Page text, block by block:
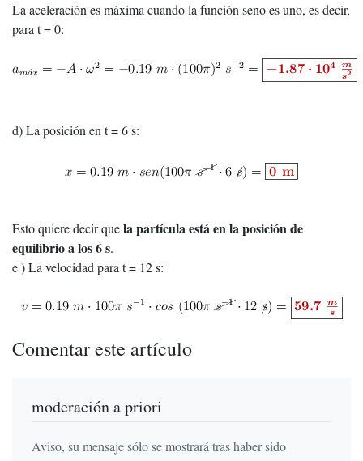
La aceleración es máxima cuando la función seno es uno, es decir,
para t = 0:
d) La posición en t = 6 s:
Esto quiere decir quela partícula está en la posición de
equilibrio a los 6 s.
e ) La velocidad para t = 12 s:
Comentar este artículo
moderación a priori
Aviso, su mensaje sólo se mostrará tras haber sido